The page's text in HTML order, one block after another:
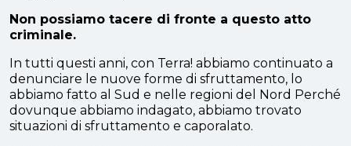
Non possiamo tacere di fronte a questo atto
criminale.
In tutti questi anni, con Terra! abbiamo continuato a
denunciare le nuove forme di sfruttamento, lo
abbiamo fatto al Sud e nelle regioni del Nord Perché
dovunque abbiamo indagato, abbiamo trovato
situazioni di sfruttamento e caporalato.